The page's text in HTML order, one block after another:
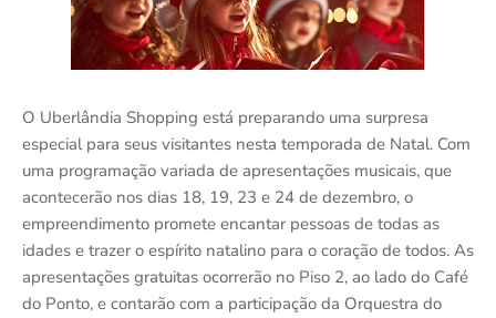
O Uberlândia Shopping está preparando uma surpresa
especial para seus visitantes nesta temporada de Natal. Com
uma programação variada de apresentações musicais, que
acontecerão nos dias 18, 19, 23 e 24 de dezembro, o
empreendimento promete encantar pessoas de todas as
idades e trazer o espírito natalino para o coração de todos. As
apresentações gratuitas ocorrerão no Piso 2, ao lado do Café
do Ponto, e contarão com a participação da Orquestra do